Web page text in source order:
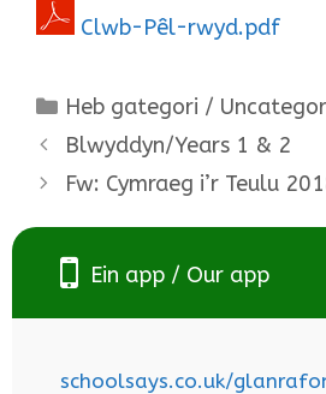
Clwb-Pêl-rwyd.pdf
Categories
Heb gategori /
Blwyddyn/Years 1 & 2
Fw: Cymraeg i’r Teulu
Ein app / Our app
schoolsays.co.uk/